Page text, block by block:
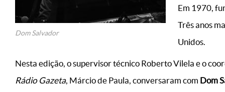
Dom Salvador
Em 1970,
Três anos
Unidos.
Nesta edição, o supervisor técnico Roberto Vilela e o
Rádio Gazeta, Márcio de Paula, conversaram com Dom